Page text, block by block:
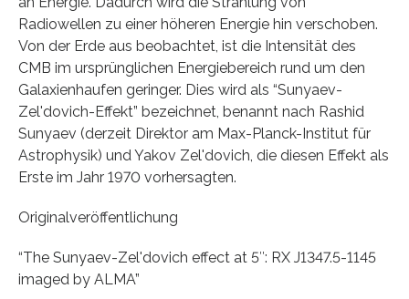
Radiowellen zu einer höheren Energie hin verschoben.
Von der Erde aus beobachtet, ist die Intensität des
CMB im ursprünglichen Energiebereich rund um den
Galaxienhaufen geringer. Dies wird als “Sunyaev-
Zel'dovich-Effekt” bezeichnet, benannt nach Rashid
Sunyaev (derzeit Direktor am Max-Planck-Institut für
Astrophysik) und Yakov Zel'dovich, die diesen Effekt als
Erste im Jahr 1970 vorhersagten.
Originalveröffentlichung
“The Sunyaev-Zel'dovich effect at 5″: RX J1347.5-1145
imaged by ALMA”